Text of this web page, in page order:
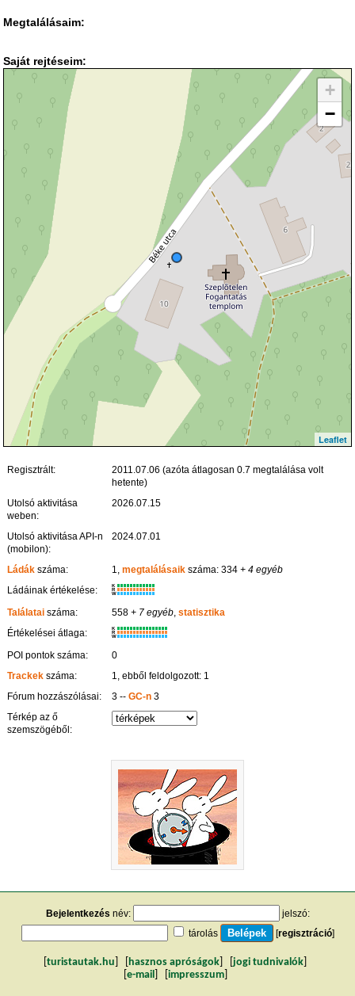
Megtalálásaim:
Saját rejtéseim:
+
−
Leaflet
Regisztrált:
2011.07.06 (azóta átlagosan 0.7 megtalálása volt
hetente)
Utolsó aktivitása
weben:
2026.07.15
Utolsó aktivitása API-n
(mobilon):
2024.07.01
Ládák száma: 1,megtalálásaik száma: 334 + 4 egyéb
Ládáinak értékelése:
K
R
W
Találatai száma: 558 + 7 egyéb ,statisztika
Értékelései átlaga:
K
R
W
POI pontok száma:
0
Trackek száma:
1, ebből feldolgozott: 1
Fórum hozzászólásai:
3 --GC-n 3
Térkép az ő
szemszögéből:
Bejelentkezés név:
jelszó:
tárolás
[regisztráció]
turistautak.hu hasznos apróságok jogi tudnivalók
e-mail impresszum]